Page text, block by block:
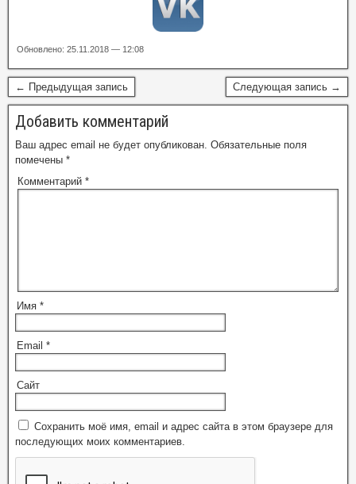
Обновлено: 25.11.2018 — 12:08
← Предыдущая запись Следующая запись →
Добавить комментарий
Ваш адрес email не будет опубликован. Обязательные поля
помечены *
Комментарий *
Имя *
Email *
Сайт
Сохранить моё имя, email и адрес сайта в этом браузере для
последующих моих комментариев.